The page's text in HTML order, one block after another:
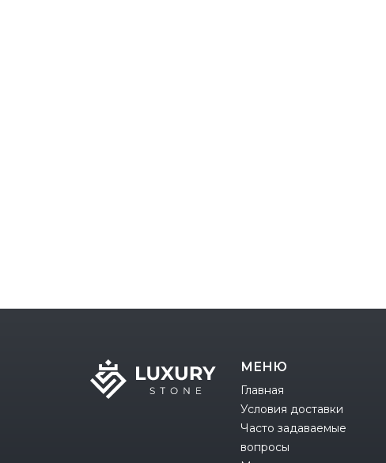
МЕНЮ
Главная
Условия доставки
Часто задаваемые
вопросы